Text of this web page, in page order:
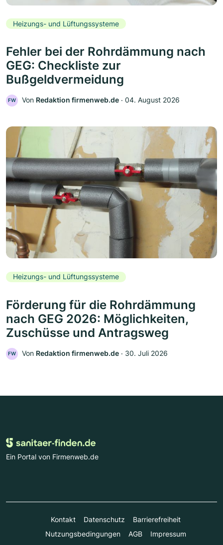
Heizungs- und Lüftungssysteme
Fehler bei der Rohrdämmung nach
GEG: Checkliste zur
Bußgeldvermeidung
FW Von Redaktion firmenweb.de ‧ 04. August 2026
Heizungs- und Lüftungssysteme
Förderung für die Rohrdämmung
nach GEG 2026: Möglichkeiten,
Zuschüsse und Antragsweg
FW Von Redaktion firmenweb.de ‧ 30. Juli 2026
Ein Portal von Firmenweb.de
Kontakt Datenschutz
Barrierefreiheit
Nutzungsbedingungen
AGB Impressum